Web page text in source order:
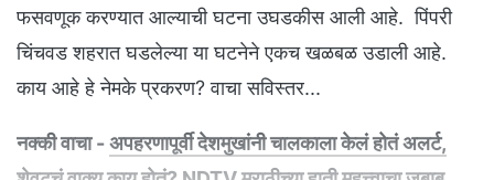
फसवणूक करण्यात आल्याची घटना उघडकीस आली आहे. पिंपरी
चिंचवड शहरात घडलेल्या या घटनेने एकच खळबळ उडाली आहे.
काय आहे हे नेमके प्रकरण? वाचा सविस्तर...
नक्की वाचा -अपहरणापूर्वी देशमुखांनी चालकाला केलं होतं अलर्ट,